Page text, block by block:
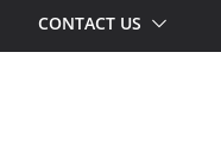
CONTACT US